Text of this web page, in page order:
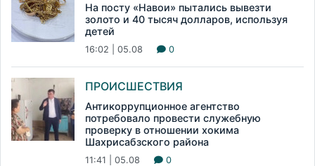
На посту «Навои» пытались вывезти
золото и 40 тысяч долларов, используя
детей
16:02 | 05.08 0
ПРОИСШЕСТВИЯ
Антикоррупционное агентство
потребовало провести служебную
проверку в отношении хокима
Шахрисабзского района
11:41 | 05.08 0